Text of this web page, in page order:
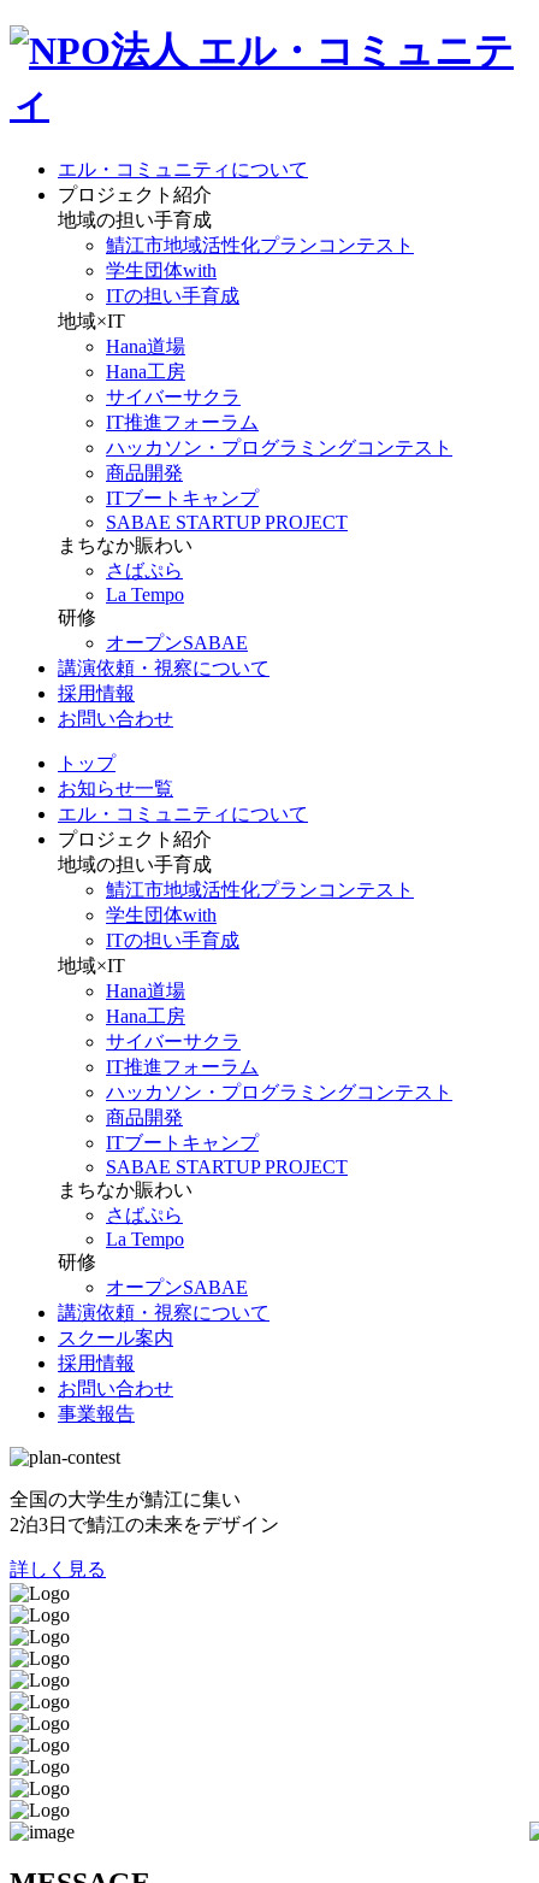
エル・コミュニティについて
プロジェクト紹介
地域の担い手育成
鯖江市地域活性化プランコンテスト
学生団体with
ITの担い手育成
地域×IT
Hana道場
Hana工房
サイバーサクラ
IT推進フォーラム
ハッカソン・プログラミングコンテスト
商品開発
ITブートキャンプ
SABAE STARTUP PROJECT
まちなか賑わい
さばぷら
La Tempo
研修
オープンSABAE
講演依頼・視察について
採用情報
お問い合わせ
トップ
お知らせ一覧
エル・コミュニティについて
プロジェクト紹介
地域の担い手育成
鯖江市地域活性化プランコンテスト
学生団体with
ITの担い手育成
地域×IT
Hana道場
Hana工房
サイバーサクラ
IT推進フォーラム
ハッカソン・プログラミングコンテスト
商品開発
ITブートキャンプ
SABAE STARTUP PROJECT
まちなか賑わい
さばぷら
La Tempo
研修
オープンSABAE
講演依頼・視察について
スクール案内
採用情報
お問い合わせ
事業報告
全国の大学生が鯖江に集い
2泊3日で鯖江の未来をデザイン
詳しく見る